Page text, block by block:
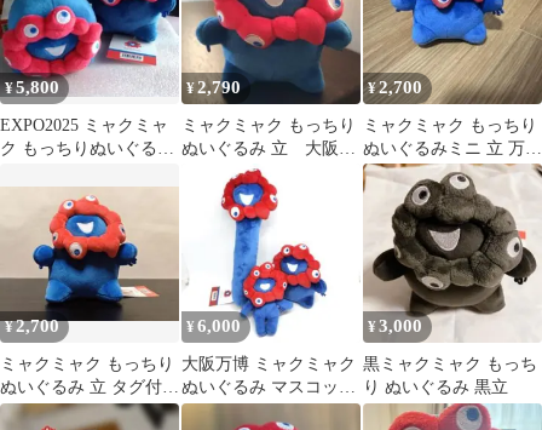
¥5,800
EXPO2025 ミャクミャ
ク もっちりぬいぐるみ
¥2,790
ミャクミャク もっちり
ぬいぐるみ 立 大阪関
¥2,700
ミャクミャク もっちり
ぬいぐるみミニ 立 万博
2025 ラバー立体ボール
チェーン
¥2,700
ミャクミャク もっちり
ぬいぐるみ 立 タグ付き
大阪関西万博
¥ 6,000
大阪万博 ミャクミャク
ぬいぐるみ マスコット
3点セット
¥3,000
黒ミャクミャク もっち
り ぬいぐるみ 黒立